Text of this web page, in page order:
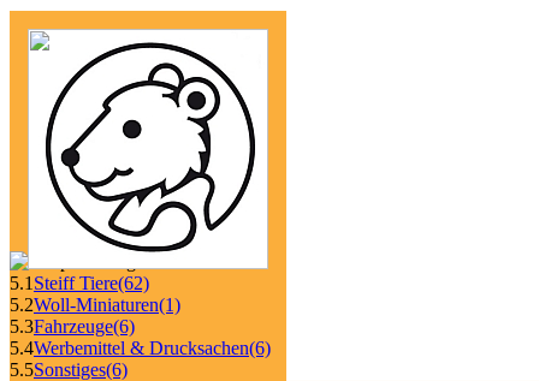
5.1 Steiff Tiere(62)
5.2Woll-Miniaturen(1)
5.3Fahrzeuge(6)
5.4Werbemittel & Drucksachen(6)
5.5Sonstiges(6)